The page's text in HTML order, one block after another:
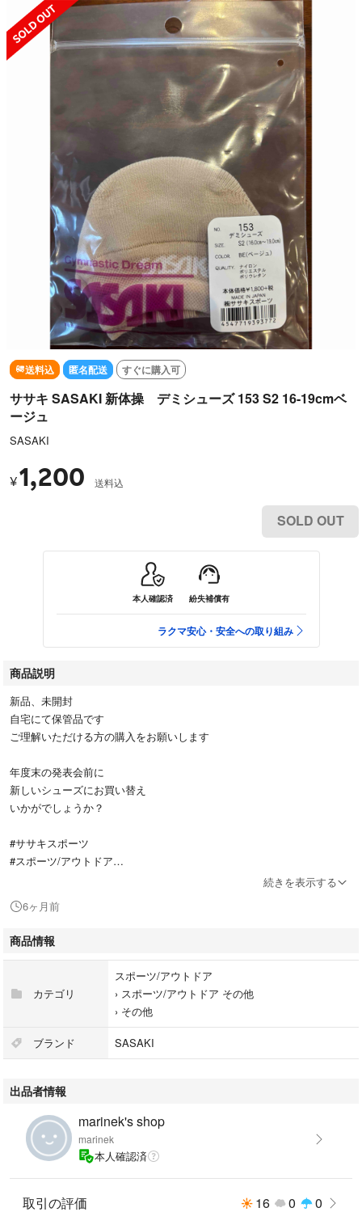
SOLD OUT
送料込 匿名配送 すぐに購入可
ササキ SASAKI 新体操 デミシューズ 153 S2 16-19cmベ
ージュ
SASAKI
¥1,200 送料込
SOLD OUT
本人確認済 紛失補償有
ラクマ安心・安全への取り組み
商品説明
新品、未開封
自宅にて保管品です
ご理解いただける方の購入をお願いします
年度末の発表会前に
新しいシューズにお買い替え
いかがでしょうか？
#ササキスポーツ
#スポーツ/アウトドア
続きを表示する
6ヶ月前
商品情報
カテゴリ
スポーツ/アウトドア
› スポーツ/アウトドア その他
› その他
ブランド SASAKI
出品者情報
marinek's shop
marinek
本人確認済
取引の評価 16 0 0